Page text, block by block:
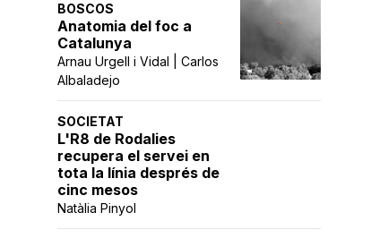
BOSCOS
Anatomia del foc a
Catalunya
Arnau Urgell i Vidal | Carlos
Albaladejo
SOCIETAT
L'R8 de Rodalies
recupera el servei en
tota la línia després de
cinc mesos
Natàlia Pinyol